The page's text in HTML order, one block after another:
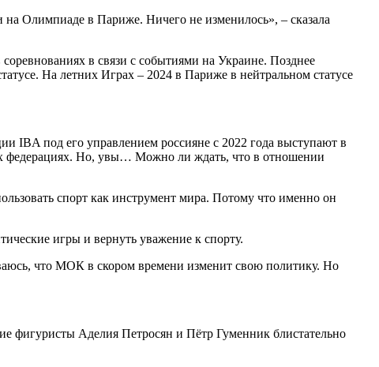
на Олимпиаде в Париже. Ничего не изменилось», – сказала
в связи с событиями на Украине. Позднее
На летних Играх – 2024 в Париже в нейтральном статусе
IBA под его управлением россияне с 2022 года выступают в
федерациях. Но, увы… Можно ли ждать, что в отношении
спорт как инструмент мира. Потому что именно он
игры и вернуть уважение к спорту.
что МОК в скором времени изменит свою политику. Но
фигуристы Аделия Петросян и Пётр Гуменник блистательно